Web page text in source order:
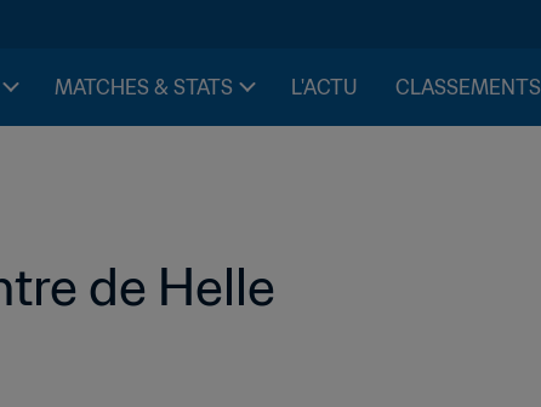
MATCHES & STATS L'ACTU CLASSEMENTS
de Helle